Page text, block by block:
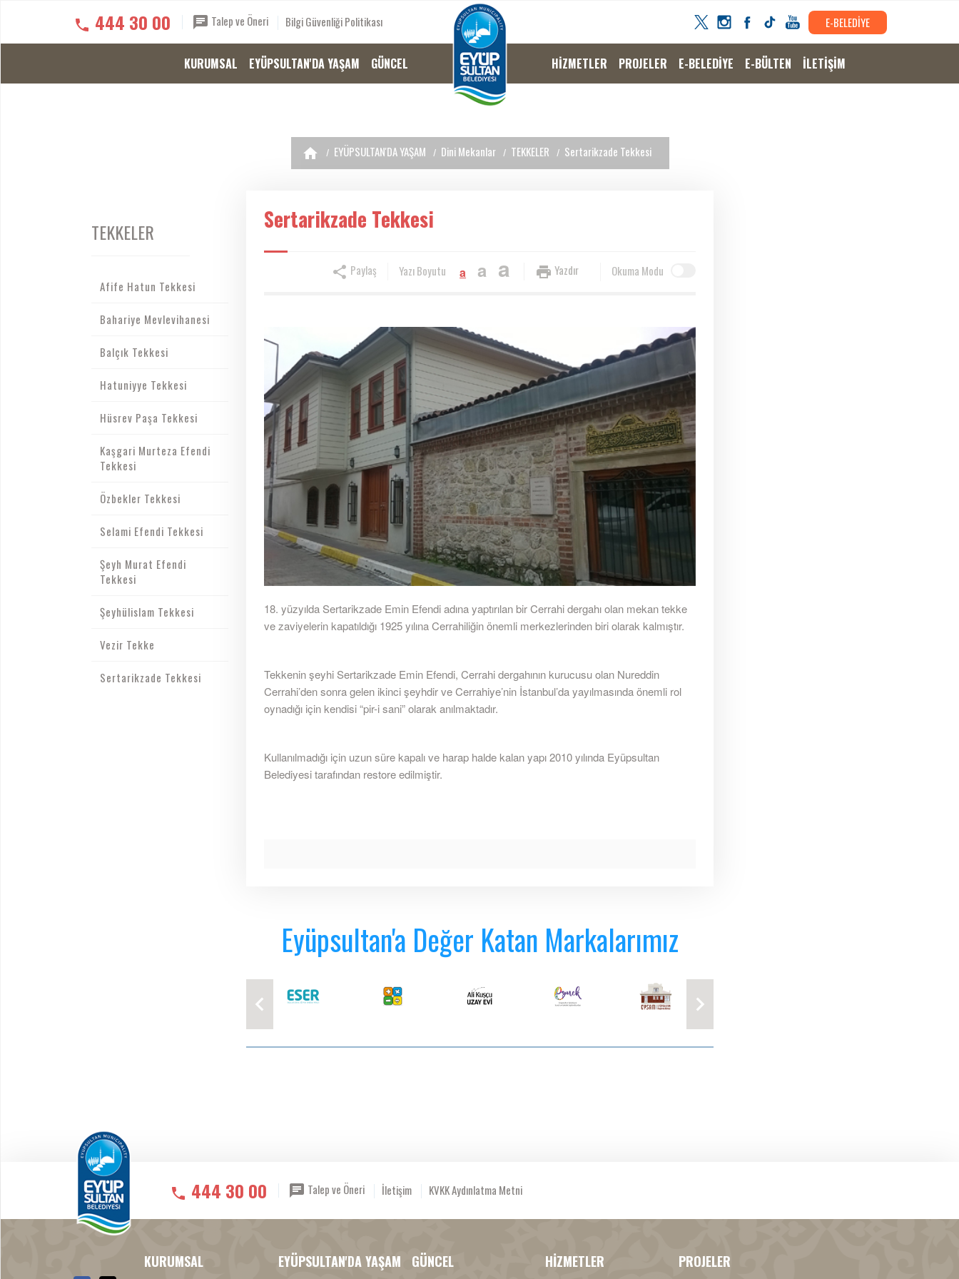
444 30 00 Talep ve Öneri Bilgi Güvenliği Politikası E-BELEDİYE
KURUMSAL EYÜPSULTAN'DA YAŞAM GÜNCEL HİZMETLER PROJELER E-BELEDİYE E-BÜLTEN İLETİŞİM
EYÜPSULTAN'DA YAŞAM Dini Mekanlar TEKKELER Sertarikzade Tekkesi
TEKKELER
Afife Hatun Tekkesi
Bahariye Mevlevihanesi
Balçık Tekkesi
Hatuniyye Tekkesi
Hüsrev Paşa Tekkesi
Kaşgari Murteza Efendi
Tekkesi
Özbekler Tekkesi
Selami Efendi Tekkesi
Şeyh Murat Efendi
Tekkesi
Şeyhülislam Tekkesi
Vezir Tekke
Sertarikzade Tekkesi
Sertarikzade Tekkesi
Okuma Modu
Yazdır
Yazı Boyutu a a a
Paylaş
18. yüzyılda Sertarikzade Emin Efendi adına yaptırılan bir Cerrahi dergahı olan mekan tekke
ve zaviyelerin kapatıldığı 1925 yılına Cerrahiliğin önemli merkezlerinden biri olarak kalmıştır.
Tekkenin şeyhi Sertarikzade Emin Efendi, Cerrahi dergahının kurucusu olan Nureddin
Cerrahi’den sonra gelen ikinci şeyhdir ve Cerrahiye’nin İstanbul’da yayılmasında önemli rol
oynadığı için kendisi “pir-i sani” olarak anılmaktadır.
Kullanılmadığı için uzun süre kapalı ve harap halde kalan yapı 2010 yılında Eyüpsultan
Belediyesi tarafından restore edilmiştir.
Eyüpsultan'a Değer Katan Markalarımız
444 30 00 Talep ve Öneri İletişim KVKK Aydınlatma Metni
KURUMSAL EYÜPSULTAN'DA YAŞAM GÜNCEL HİZMETLER PROJELER